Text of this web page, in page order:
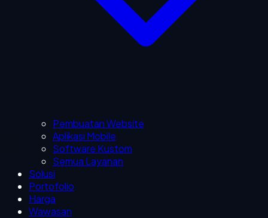
Pembuatan Website
Aplikasi Mobile
Software Kustom
Semua Layanan
Solusi
Portofolio
Harga
Wawasan